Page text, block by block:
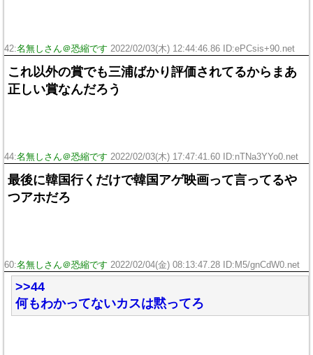
42:名無しさん＠恐縮です 2022/02/03(木) 12:44:46.86 ID:ePCsis+90.net
これ以外の賞でも三浦ばかり評価されてるからまあ
正しい賞なんだろう
44:名無しさん＠恐縮です 2022/02/03(木) 17:47:41.60 ID:nTNa3YYo0.net
最後に韓国行くだけで韓国アゲ映画って言ってるや
つアホだろ
60:名無しさん＠恐縮です 2022/02/04(金) 08:13:47.28 ID:M5/gnCdW0.net
>>44
何もわかってないカスは黙ってろ